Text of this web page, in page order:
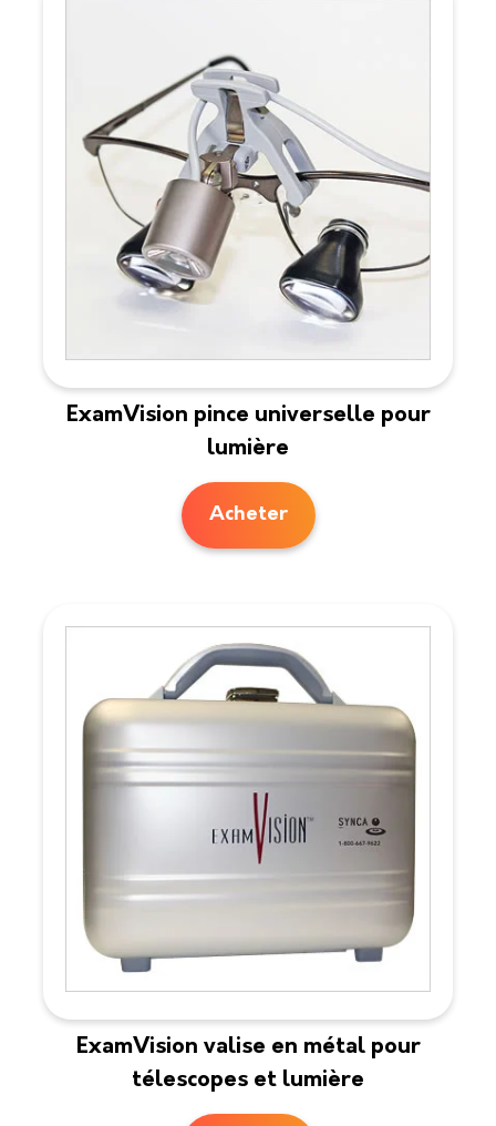
ExamVision pince universelle pour
lumière
Acheter
ExamVision valise en métal pour
télescopes et lumière